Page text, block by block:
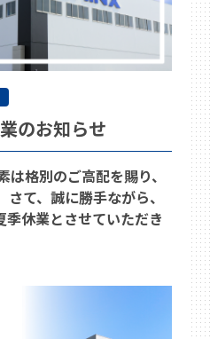
のお知らせ
格別のご高配を賜り、
て、誠に勝手ながら、
休業とさせていただき